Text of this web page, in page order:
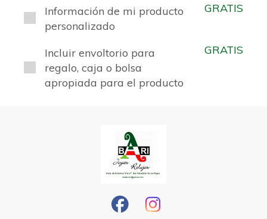
Información de mi producto
personalizado
GRATIS
Incluir envoltorio para
regalo, caja o bolsa
apropiada para el producto
GRATIS